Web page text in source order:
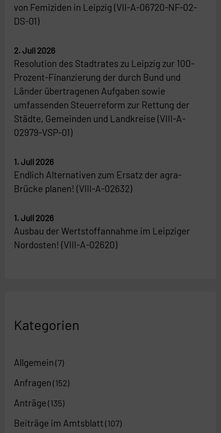
von Femiziden in Leipzig (VII-A-06720-NF-02-
DS-01)
Resolution des Stadtrates zu Leipzig zur 100-
Prozent-Finanzierung der durch Bund und
Länder übertragenen Aufgaben sowie
umfassenden Steuerreform zur Rettung der
Städte, Gemeinden und Landkreise (VIII-A-
02979-VSP-01)
2. Juli 2026
Endlich Alternativen zum Ersatz der agra-
Brücke planen! (VIII-A-02632)
1. Juli 2026
Ausbau der Wertstoffannahme im Leipziger
Nordosten! (VIII-A-02620)
1. Juli 2026
Kategorien
Allgemein (7)
Anfragen (152)
Anträge (135)
Beiträge im Amtsblatt (107)